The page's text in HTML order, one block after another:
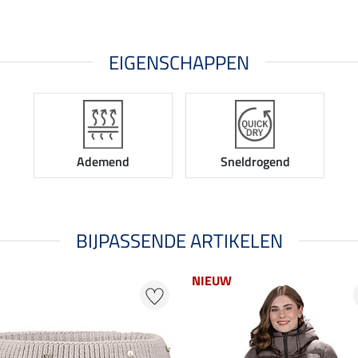
EIGENSCHAPPEN
Ademend Sneldrogend
BIJPASSENDE ARTIKELEN
NIEUW